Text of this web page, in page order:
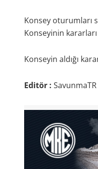
Konsey oturumları
Konseyinin kararları
Konseyin aldığı
Editör :